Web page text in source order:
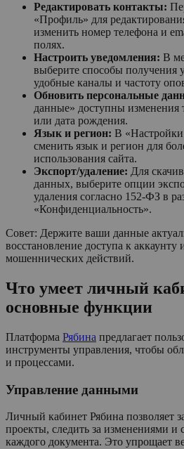
Редактировать контакты:
«Профиль» для
изменить номер телефона и
полях.
Настроить уведомления: В
выберите способы получения
удобные каналы и частоту
Обновить персональные
данные» доступны изменения
или дата рождения.
Язык и регион: В
сменить язык и регион для
использования сайта.
Экспорт/удаление: Для
данных, выберите опции
удаления согласно 152-ФЗ в
«Конфиденциальность».
Совет: Держите ваши данные
восстановление доступа к аккаунту
мошеннических действий.
Что умеет личный
основные функции
Платформа Рябина предлагает
инструменты управления, чтобы
и процессами.
Управление данными
Личный кабинет Рябина позволяет
проекты, следить за изменениями и
каждого документа. Это упрощает